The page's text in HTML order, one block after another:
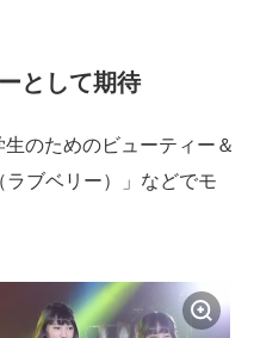
として期待
のためのビューティー＆
ブベリー）」などでモ